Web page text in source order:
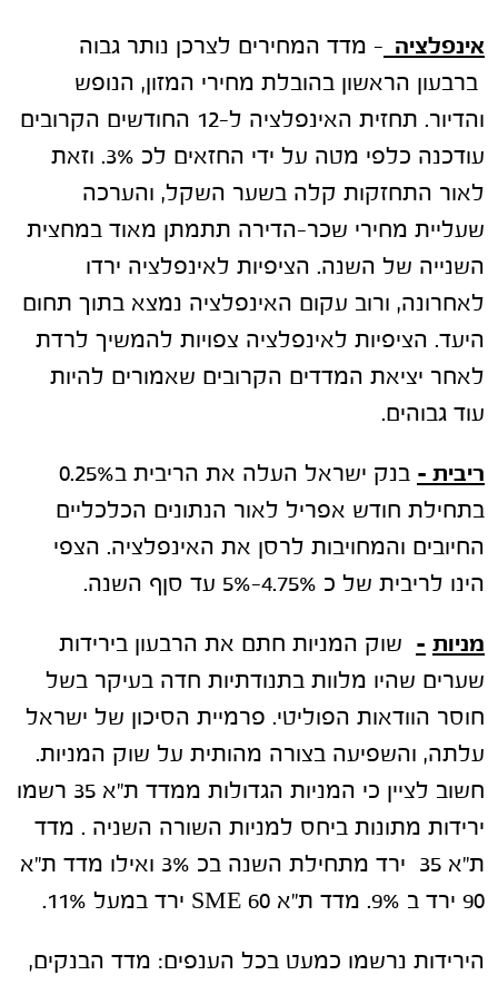
אינפלציה – מדד המחירים לצרכן נותר גבוה
ברבעון הראשון בהובלת מחירי המזון, הנופש
והדיור. תחזית האינפלציה ל-12 החודשים הקרובים
עודכנה כלפי מטה על ידי החזאים לכ 3%. וזאת
לאור התחזקות קלה בשער השקל, והערכה
שעליית מחירי שכר-הדירה תתמתן מאוד במחצית
השנייה של השנה. הציפיות לאינפלציה ירדו
לאחרונה, ורוב עקום האינפלציה נמצא בתוך תחום
היעד. הציפיות לאינפלציה צפויות להמשיך לרדת
לאחר יציאת המדדים הקרובים שאמורים להיות
עוד גבוהים.
ריבית –
בנק ישראל העלה את הריבית ב0.25%
בתחילת חודש אפריל לאור הנתונים הכלכליים
החיובים והמחויבות לרסן את האינפלציה. הצפי
הינו לריבית של כ 4.75%-5% עד סןף השנה.
מניות – שוק המניות חתם את הרבעון בירידות
שערים שהיו מלוות בתנודתיות חדה בעיקר בשל
חוסר הוודאות הפוליטי. פרמיית הסיכון של ישראל
עלתה, והשפיעה בצורה מהותית על שוק המניות.
חשוב לציין כי המניות הגדולות ממדד ת"א 35 רשמו
ירידות מתונות ביחס למניות השורה השניה . מדד
ת"א 35 ירד מתחילת השנה בכ 3% ואילו מדד ת"א
90 ירד ב 9%. מדד ת"א SME 60 ירד במעל 11%.
הירידות נרשמו כמעט בכל הענפים: מדד הבנקים,